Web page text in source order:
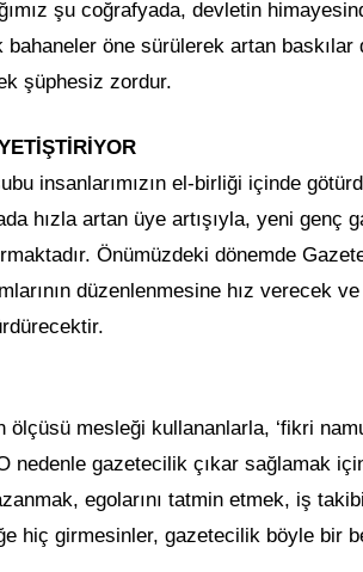
şu coğrafyada, devletin
öne sürülerek artan
şüphesiz zordur.
insanlarımızın el-birliği içinde
hızla artan üye artışıyla, yeni genç
Önümüzdeki dönemde
düzenlenmesine hız verecek
mesleği kullananlarla, ‘fikri
nedenle gazetecilik çıkar sağlamak
egolarını tatmin etmek, iş
hiç girmesinler, gazetecilik böyle bir